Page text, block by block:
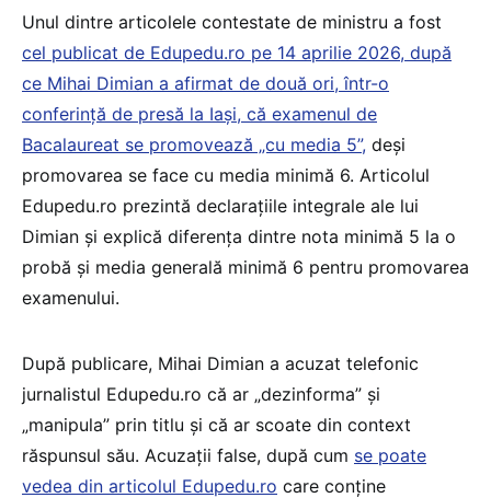
Unul dintre articolele contestate de ministru a fost
cel publicat de Edupedu.ro pe 14 aprilie 2026, după
ce Mihai Dimian a afirmat de două ori, într-o
conferință de presă la Iași, că examenul de
Bacalaureat se promovează „cu media 5”, deși
promovarea se face cu media minimă 6. Articolul
Edupedu.ro prezintă declarațiile integrale ale lui
Dimian și explică diferența dintre nota minimă 5 la o
probă și media generală minimă 6 pentru promovarea
examenului.
După publicare, Mihai Dimian a acuzat telefonic
jurnalistul Edupedu.ro că ar „dezinforma” și
„manipula” prin titlu și că ar scoate din context
răspunsul său. Acuzații false, după cum se poate
vedea din articolul Edupedu.ro care conține